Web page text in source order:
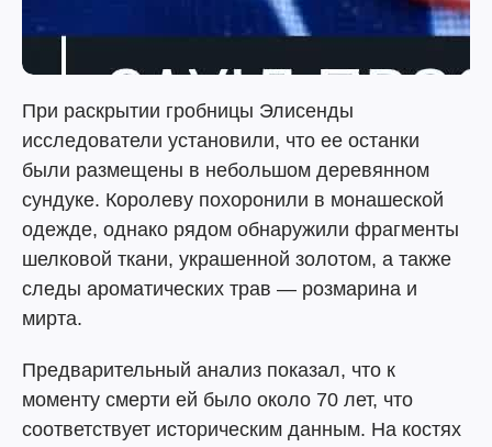
При раскрытии гробницы Элисенды
исследователи установили, что ее останки
были размещены в небольшом деревянном
сундуке. Королеву похоронили в монашеской
одежде, однако рядом обнаружили фрагменты
шелковой ткани, украшенной золотом, а также
следы ароматических трав — розмарина и
мирта.
Предварительный анализ показал, что к
моменту смерти ей было около 70 лет, что
соответствует историческим данным. На костях